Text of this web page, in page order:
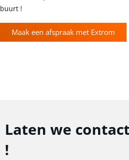
buurt !
Maak een afspraak met Extrom
Laten we
!